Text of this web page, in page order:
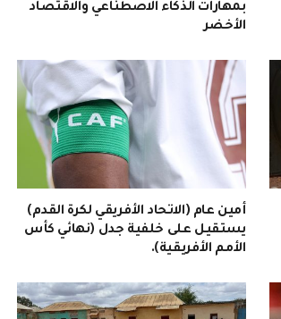
بمهارات الذكاء الاصطناعي والاقتصاد
الأخضر
أمين عام (الاتحاد الأفريقي لكرة القدم)
يستقيل على خلفية جدل (نهائي كأس
الأمم الأفريقية).